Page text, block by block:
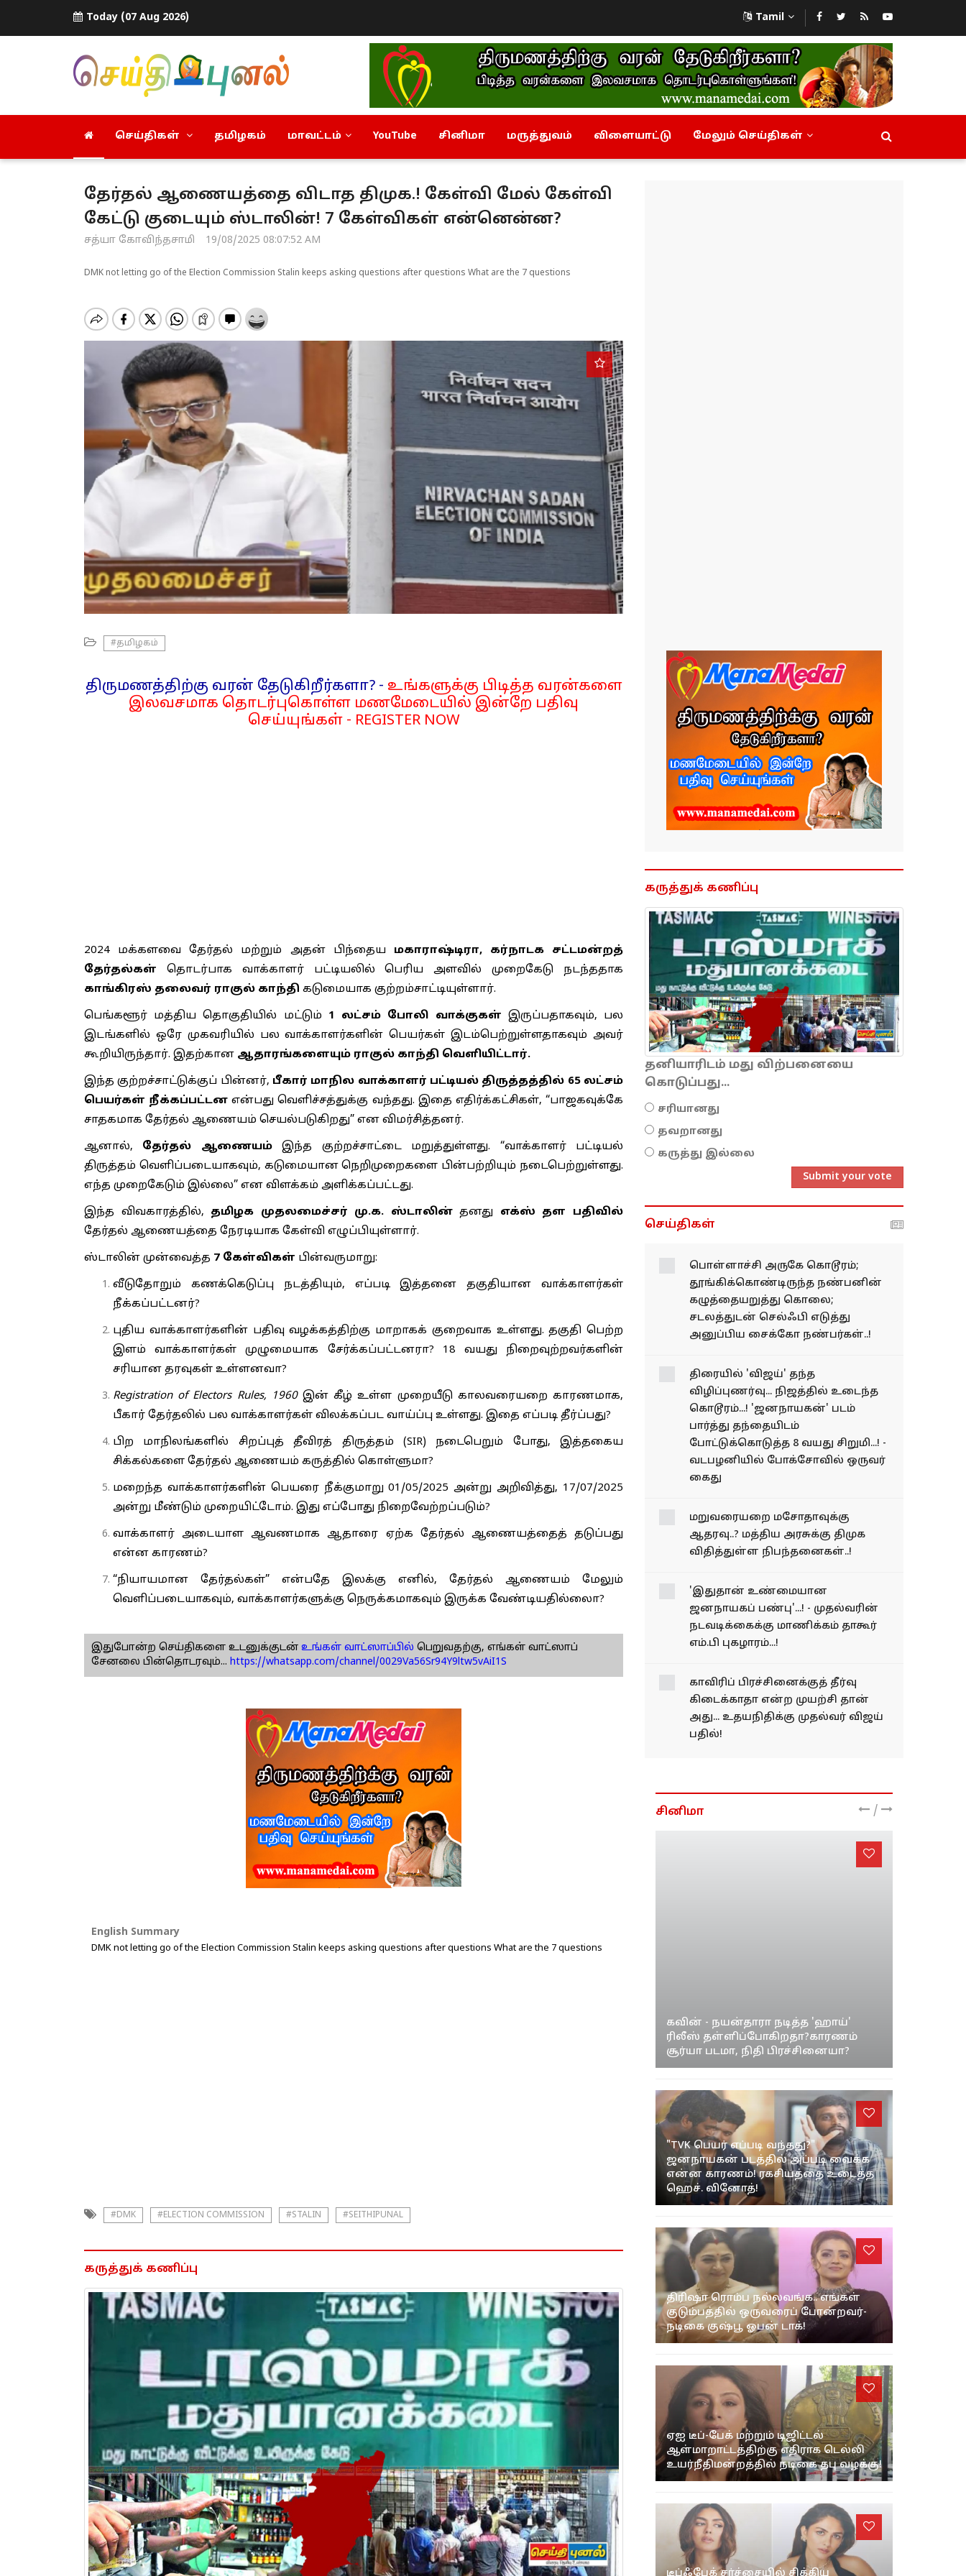
Today (07 Aug 2026) Tamil
செய்திகள் தமிழகம் மாவட்டம் YouTube சினிமா மருத்துவம் விளையாட்டு மேலும் செய்திகள்
தேர்தல் ஆணையத்தை விடாத திமுக.! கேள்வி மேல் கேள்வி
கேட்டு குடையும் ஸ்டாலின்! 7 கேள்விகள் என்னென்ன?
சத்யா கோவிந்தசாமி 19/08/2025 08:07:52 AM
DMK not letting go of the Election Commission Stalin keeps asking questions after questions What are the 7 questions
#தமிழகம்
திருமணத்திற்கு வரன் தேடுகிறீர்களா? - உங்களுக்கு பிடித்த வரன்களை
இலவசமாக தொடர்புகொள்ள மணமேடையில் இன்றே பதிவு
செய்யுங்கள் - REGISTER NOW
2024 மக்களவை தேர்தல் மற்றும் அதன் பிந்தைய மகாராஷ்டிரா, கர்நாடக சட்டமன்றத்
தேர்தல்கள் தொடர்பாக வாக்காளர் பட்டியலில் பெரிய அளவில் முறைகேடு நடந்ததாக
காங்கிரஸ் தலைவர் ராகுல் காந்தி கடுமையாக குற்றம்சாட்டியுள்ளார்.
பெங்களூர் மத்திய தொகுதியில் மட்டும் 1 லட்சம் போலி வாக்குகள் இருப்பதாகவும், பல
இடங்களில் ஒரே முகவரியில் பல வாக்காளர்களின் பெயர்கள் இடம்பெற்றுள்ளதாகவும் அவர்
கூறியிருந்தார். இதற்கான ஆதாரங்களையும் ராகுல் காந்தி வெளியிட்டார்.
இந்த குற்றச்சாட்டுக்குப் பின்னர், பீகார் மாநில வாக்காளர் பட்டியல் திருத்தத்தில் 65 லட்சம்
பெயர்கள் நீக்கப்பட்டன என்பது வெளிச்சத்துக்கு வந்தது. இதை எதிர்க்கட்சிகள், “பாஜகவுக்கே
சாதகமாக தேர்தல் ஆணையம் செயல்படுகிறது” என விமர்சித்தனர்.
ஆனால், தேர்தல் ஆணையம்இந்த குற்றச்சாட்டை மறுத்துள்ளது. “வாக்காளர் பட்டியல்
திருத்தம் வெளிப்படையாகவும், கடுமையான நெறிமுறைகளை பின்பற்றியும் நடைபெற்றுள்ளது.
எந்த முறைகேடும் இல்லை” என விளக்கம் அளிக்கப்பட்டது.
இந்த விவகாரத்தில், தமிழக முதலமைச்சர் மு.க. ஸ்டாலின்தனது எக்ஸ் தள பதிவில்
தேர்தல் ஆணையத்தை நேரடியாக கேள்வி எழுப்பியுள்ளார்.
ஸ்டாலின் முன்வைத்த 7 கேள்விகள் பின்வருமாறு:
வீடுதோறும் கணக்கெடுப்பு நடத்தியும், எப்படி இத்தனை தகுதியான வாக்காளர்கள்
நீக்கப்பட்டனர்?
புதிய வாக்காளர்களின் பதிவு வழக்கத்திற்கு மாறாகக் குறைவாக உள்ளது. தகுதி பெற்ற
இளம் வாக்காளர்கள் முழுமையாக சேர்க்கப்பட்டனரா? 18 வயது நிறைவுற்றவர்களின்
சரியான தரவுகள் உள்ளனவா?
Registration of Electors Rules, 1960இன் கீழ் உள்ள முறையீடு காலவரையறை காரணமாக,
பீகார் தேர்தலில் பல வாக்காளர்கள் விலக்கப்பட வாய்ப்பு உள்ளது. இதை எப்படி தீர்ப்பது?
பிற மாநிலங்களில் சிறப்புத் தீவிரத் திருத்தம் (SIR) நடைபெறும் போது, இத்தகைய
சிக்கல்களை தேர்தல் ஆணையம் கருத்தில் கொள்ளுமா?
மறைந்த வாக்காளர்களின் பெயரை நீக்குமாறு 01/05/2025 அன்று அறிவித்து, 17/07/2025
அன்று மீண்டும் முறையிட்டோம். இது எப்போது நிறைவேற்றப்படும்?
வாக்காளர் அடையாள ஆவணமாக ஆதாரை ஏற்க தேர்தல் ஆணையத்தைத் தடுப்பது
என்ன காரணம்?
“நியாயமான தேர்தல்கள்” என்பதே இலக்கு எனில், தேர்தல் ஆணையம் மேலும்
வெளிப்படையாகவும், வாக்காளர்களுக்கு நெருக்கமாகவும் இருக்க வேண்டியதில்லைா?
இதுபோன்ற செய்திகளை உடனுக்குடன் உங்கள் வாட்ஸாப்பில் பெறுவதற்கு, எங்கள் வாட்ஸாப்
சேனலை பின்தொடரவும்... https://whatsapp.com/channel/0029Va56Sr94Y9ltw5vAiI1S
English Summary
DMK not letting go of the Election Commission Stalin keeps asking questions after questions What are the 7 questions
#DMK #ELECTION COMMISSION #STALIN #SEITHIPUNAL
கருத்துக் கணிப்பு
கருத்துக் கணிப்பு
தனியாரிடம் மது விற்பனையை
கொடுப்பது...
சரியானது
தவறானது
கருத்து இல்லை
Submit your vote
செய்திகள்
பொள்ளாச்சி அருகே
கொடூரம்;
தூங்கிக்கொண்டிருந்த
நண்பனின்
கழுத்தையறுத்து
செல்ஃபி எடுத்து
அனுப்பிய சைக்கோ
நண்பர்கள்..!
திரையில் 'விஜய்' தந்த
விழிப்புணர்வு... நிஜத்தில்
பார்த்து தந்தையிடம்
போட்டுக்கொடுத்த 8
வயது சிறுமி...! -
மறுவரையறை மசோதாவுக்கு
'இதுதான் உண்மையான
ஜனநாயகப் பண்பு'...! - முதல்வரின்
கவின் - நயன்தாரா நடித்த 'ஹாய்'
ரிலீஸ் தள்ளிப்போகிறதா?காரணம்
சூர்யா படமா, நிதி பிரச்சினையா?
"TVK பெயர் எப்படி வந்தது?"
ஜனநாயகன் படத்தில் அப்படி வைக்க
என்ன காரணம்! ரகசியத்தை உடைத்த
ஹெச். வினோத்!
திரிஷா ரொம்ப நல்லவங்க.. எங்கள்
குடும்பத்தில் ஒருவரைப் போன்றவர்-
நடிகை குஷ்பூ ஓபன் டாக்!
ஏஐ டீப்-பேக் மற்றும் டிஜிட்டல்
ஆள்மாறாட்டத்திற்கு எதிராக டெல்லி